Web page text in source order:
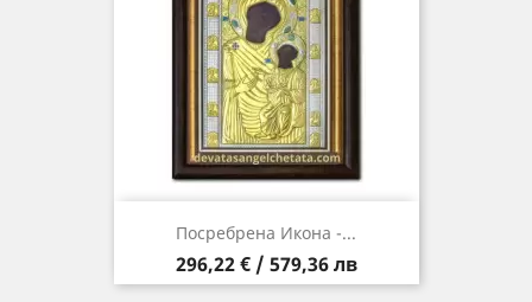
Посребрена Икона -...
Цена
296,22 € / 579,36 лв